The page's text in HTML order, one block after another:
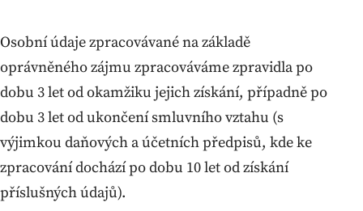
Osobní údaje zpracovávané na základě
oprávněného zájmu zpracováváme zpravidla po
dobu 3 let od okamžiku jejich získání, případně po
dobu 3 let od ukončení smluvního vztahu (s
výjimkou daňových a účetních předpisů, kde ke
zpracování dochází po dobu 10 let od získání
příslušných údajů).